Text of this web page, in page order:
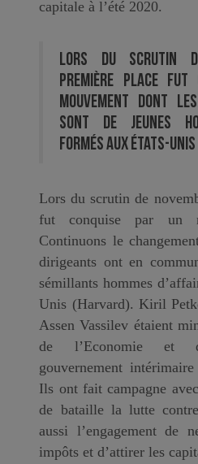
capitale à l’été 2020.
Lors du scrutin
première place fut
mouvement dont
sont de jeunes
formés aux États-Unis
Lors du scrutin de
fut conquise par un
Continuons le
dirigeants ont en
sémillants hommes
Unis (Harvard). Kiril
Assen Vassilev étaient
de l’Economie et
gouvernement
Ils ont fait campagne
de bataille la lutte
aussi l’engagement de
impôts et d’attirer les